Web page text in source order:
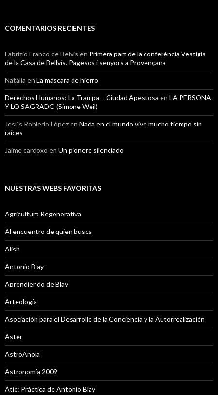
COMENTARIOS RECIENTES
Fabrizio Franco de Belvis en Primera part de la conferència Vestigis
de la Casa de Bellvís. Pagesos i senyors a Provençana
Natàlia en La máscara de hierro
Derechos Humanos: La Trampa – Ciudad Apestosa en LA PERSONA
Y LO SAGRADO (Simone Weil)
Jesús Robledo Lópezen Nada en el mundo vive mucho tiempo sin
raíces
Jaime cardoxo en Un pionero silenciado
NUESTRAS WEBS FAVORITAS
Agricultura Regenerativa
Al encuentro de quien busca
Alish
Antonio Blay
Aprendiendo de Blay
Arteología
Asociación para el Desarrollo de la Conciencia y la Autorrealización
Aster
AstroAnoia
Astronomía 2009
Àtic: Práctica de Antonio Blay